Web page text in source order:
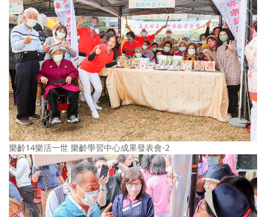
樂齡14樂活一世 樂齡學習中心成果發表會-2